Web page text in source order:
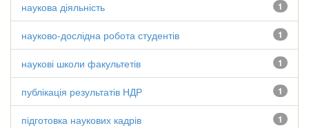
1
наукова діяльність
1
науково-дослідна робота студентів
1
наукові школи факультетів
1
публікація результатів НДР
1
підготовка наукових кадрів